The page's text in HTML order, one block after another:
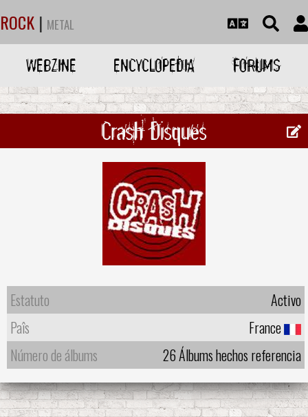
ROCK | METAL
WEBZINE ENCYCLOPEDIA FORUMS
Crash Disques
Estatuto
Activo
Paîs
France
Número de álbums
26 Álbums hechos referencia